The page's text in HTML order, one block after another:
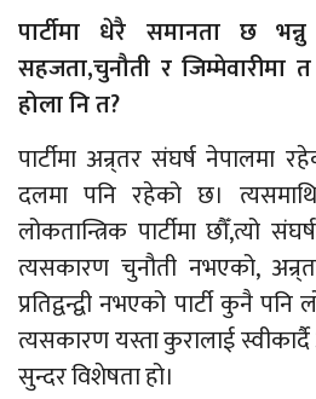
पार्टीमा धेरै समानता छ
सहजता,चुनौती र
होला नि त?
पार्टीमा अन्र्तर संघर्ष
दलमा पनि रहेको छ।
लोकतान्त्रिक पार्टीमा छौँ,त्यो
त्यसकारण चुनौती नभएको,
प्रतिद्वन्द्वी नभएको पार्टी कुनै
त्यसकारण यस्ता कुरालाई
सुन्दर विशेषता हो।